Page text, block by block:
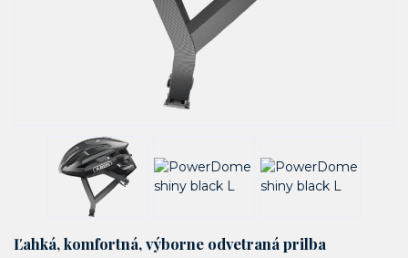
Ľahká, komfortná, výborne odvetraná prilba